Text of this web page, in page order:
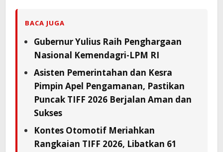
BACA JUGA
Gubernur Yulius Raih Penghargaan
Nasional Kemendagri-LPM RI
Asisten Pemerintahan dan Kesra
Pimpin Apel Pengamanan, Pastikan
Puncak TIFF 2026 Berjalan Aman dan
Sukses
Kontes Otomotif Meriahkan
Rangkaian TIFF 2026, Libatkan 61